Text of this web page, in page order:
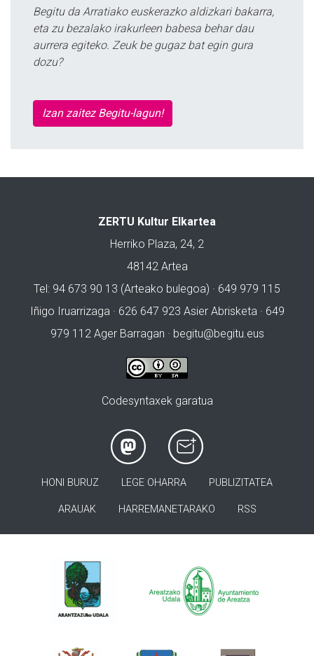
Begitu da Arratiako euskerazko aldizkari bakarra,
eta zu bezalako irakurleen babesa behar dau
aurrera egiteko. Zeuk be gugaz bat egin gura
dozu?
Izan zaitez Begitu-lagun!
ZERTU Kultur Elkartea
Herriko Plaza, 24, 2
48142 Artea
Tel: 94 673 90 13 (Arteako bulegoa) · 649 979 115
Iñigo Iruarrizaga · 626 647 923 Asier Abrisketa · 649
979 112 Ager Barragan · begitu@begitu.eus
Codesyntaxek garatua
HONI BURUZ LEGE OHARRA PUBLIZITATEA
ARAUAK HARREMANETARAKO RSS